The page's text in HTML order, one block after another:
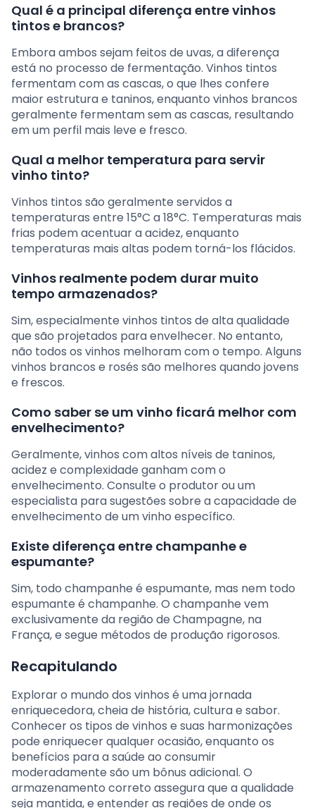
Qual é a principal diferença entre vinhos
tintos e brancos?
Embora ambos sejam feitos de uvas, a diferença
está no processo de fermentação. Vinhos tintos
fermentam com as cascas, o que lhes confere
maior estrutura e taninos, enquanto vinhos brancos
geralmente fermentam sem as cascas, resultando
em um perfil mais leve e fresco.
Qual a melhor temperatura para servir
vinho tinto?
Vinhos tintos são geralmente servidos a
temperaturas entre 15°C a 18°C. Temperaturas mais
frias podem acentuar a acidez, enquanto
temperaturas mais altas podem torná-los flácidos.
Vinhos realmente podem durar muito
tempo armazenados?
Sim, especialmente vinhos tintos de alta qualidade
que são projetados para envelhecer. No entanto,
não todos os vinhos melhoram com o tempo. Alguns
vinhos brancos e rosés são melhores quando jovens
e frescos.
Como saber se um vinho ficará melhor com
envelhecimento?
Geralmente, vinhos com altos níveis de taninos,
acidez e complexidade ganham com o
envelhecimento. Consulte o produtor ou um
especialista para sugestões sobre a capacidade de
envelhecimento de um vinho específico.
Existe diferença entre champanhe e
espumante?
Sim, todo champanhe é espumante, mas nem todo
espumante é champanhe. O champanhe vem
exclusivamente da região de Champagne, na
França, e segue métodos de produção rigorosos.
Recapitulando
Explorar o mundo dos vinhos é uma jornada
enriquecedora, cheia de história, cultura e sabor.
Conhecer os tipos de vinhos e suas harmonizações
pode enriquecer qualquer ocasião, enquanto os
benefícios para a saúde ao consumir
moderadamente são um bônus adicional. O
armazenamento correto assegura que a qualidade
seja mantida, e entender as regiões de onde os